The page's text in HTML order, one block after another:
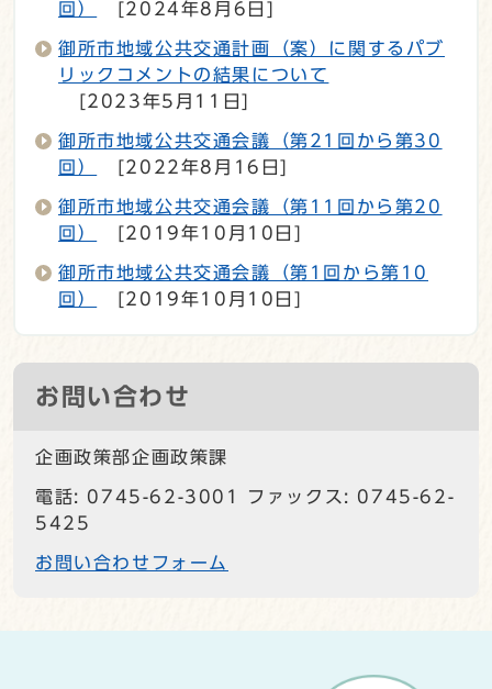
回）
[2024年8月6日]
御所市地域公共交通計画（案）に関するパブ
リックコメントの結果について
[2023年5月11日]
御所市地域公共交通会議（第21回から第30
回）
[2022年8月16日]
御所市地域公共交通会議（第11回から第20
回）
[2019年10月10日]
御所市地域公共交通会議（第1回から第10
回）
[2019年10月10日]
お問い合わせ
企画政策部企画政策課
電話: 0745-62-3001 ファックス: 0745-62-
5425
お問い合わせフォーム